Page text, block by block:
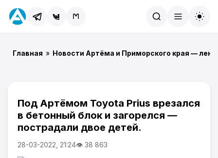
Главная » Новости Артёма и Приморского края —
Под Артёмом Toyota Prius врезался
в бетонный блок и загорелся —
пострадали двое детей.
28-03-2022, 21:24👁 38 863